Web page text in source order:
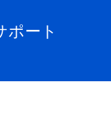
ポート